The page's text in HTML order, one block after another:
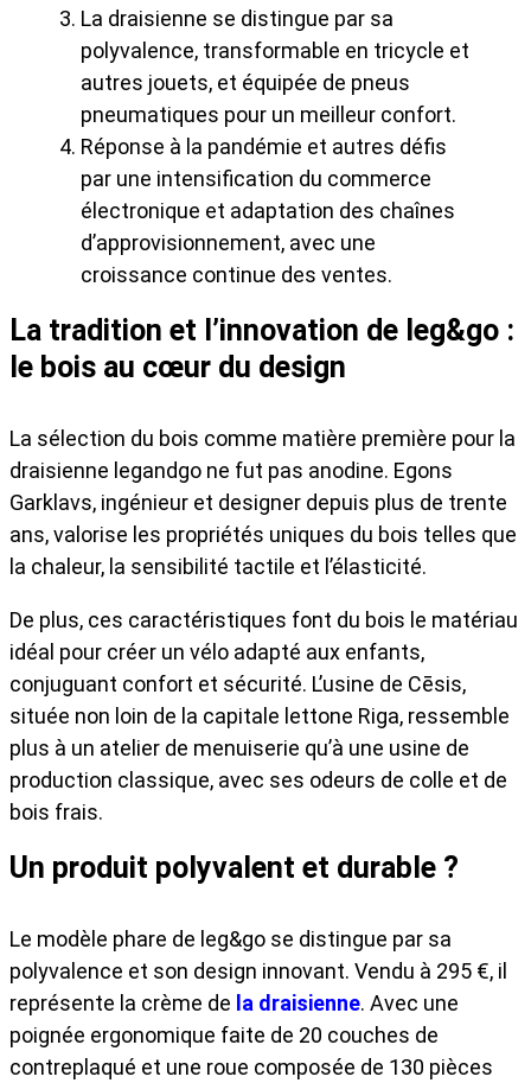
La draisienne se distingue par sa
polyvalence, transformable en tricycle et
autres jouets, et équipée de pneus
pneumatiques pour un meilleur confort.
Réponse à la pandémie et autres défis
par une intensification du commerce
électronique et adaptation des chaînes
d’approvisionnement, avec une
croissance continue des ventes.
La tradition et l’innovation de leg&go :
le bois au cœur du design
La sélection du bois comme matière première pour la
draisienne legandgo ne fut pas anodine. Egons
Garklavs, ingénieur et designer depuis plus de trente
ans, valorise les propriétés uniques du bois telles que
la chaleur, la sensibilité tactile et l’élasticité.
De plus, ces caractéristiques font du bois le matériau
idéal pour créer un vélo adapté aux enfants,
conjuguant confort et sécurité. L’usine de Cēsis,
située non loin de la capitale lettone Riga, ressemble
plus à un atelier de menuiserie qu’à une usine de
production classique, avec ses odeurs de colle et de
bois frais.
Un produit polyvalent et durable ?
Le modèle phare de leg&go se distingue par sa
polyvalence et son design innovant. Vendu à 295 €, il
représente la crème de la draisienne. Avec une
poignée ergonomique faite de 20 couches de
contreplaqué et une roue composée de 130 pièces